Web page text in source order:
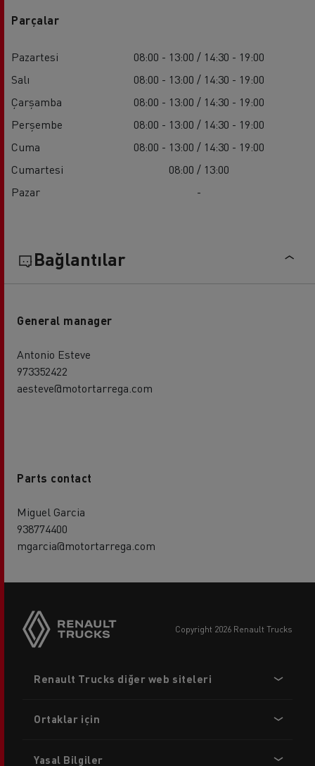
Parçalar
Pazartesi
08:00 - 13:00 / 14:30 - 19:00
Salı
08:00 - 13:00 / 14:30 - 19:00
Çarşamba
08:00 - 13:00 / 14:30 - 19:00
Perşembe
08:00 - 13:00 / 14:30 - 19:00
Cuma
08:00 - 13:00 / 14:30 - 19:00
Cumartesi
08:00 / 13:00
Pazar
-
Bağlantılar
General manager
Antonio Esteve
973352422
aesteve@motortarrega.com
Parts contact
Miguel Garcia
938774400
mgarcia@motortarrega.com
copyright 2026 Renault Trucks
menu
Renault Trucks diğer web siteleri
Ortaklar için
Yasal Bilgiler